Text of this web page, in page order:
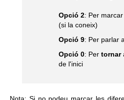
Opció 2: Per
(si la coneix)
Opció 9: Per parlar
Opció 0: Per tornar
de l'inici
Nota: Si no podeu marcar les